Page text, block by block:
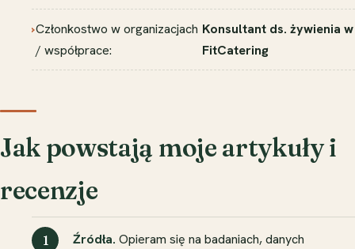
Członkostwo w organizacjach
/ współprace:
Konsultant ds. żywienia w
FitCatering
Jak powstają moje artykuły i
recenzje
Źródła. Opieram się na badaniach, danych